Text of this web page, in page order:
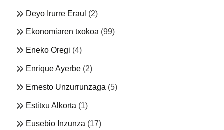
Deyo Irurre Eraul (2)
Ekonomiaren txokoa (99)
Eneko Oregi (4)
Enrique Ayerbe (2)
Ernesto Unzurrunzaga (5)
Estitxu Alkorta (1)
Eusebio Inzunza (17)